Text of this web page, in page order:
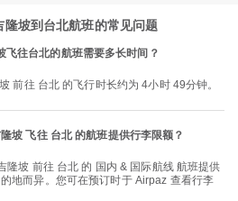
坡到台北航班的常见问题
往台北的航班需要多长时间？
前往 台北 的飞行时长约为 4小时 49分钟。
坡 飞往 台北 的航班提供行李限额？
地而异。您可在预订时于 Airpaz 查看行李